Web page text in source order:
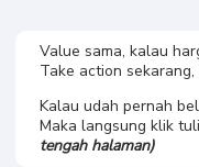
Value sama, kalau
Take action
Kalau udah pernah
Maka langsung klik
tengah halaman)